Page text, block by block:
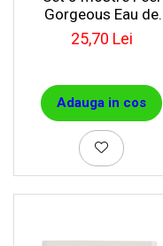
Gorgeous Eau de
Parfum pentru femei
25,70 Lei
Adauga in cos